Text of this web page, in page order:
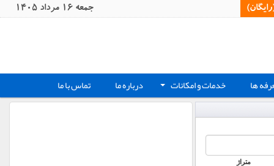
جمعه 16 مرداد 1405
ها + خدمات و امکانات درباره ما تماس با ما
متراژ